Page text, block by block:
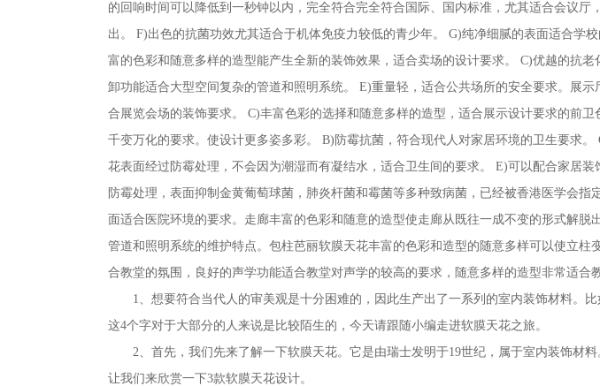
的回响时间可以降低到一秒钟以内，完全符合完全符合国际、国内标准，尤其适合会议
出。 F)出色的抗菌功效尤其适合于机体免疫力较低的青少年。 G)纯净细腻的表面适合
富的色彩和随意多样的造型能产生全新的装饰效果，适合卖场的设计要求。 C)优越的抗
卸功能适合大型空间复杂的管道和照明系统。 E)重量轻，适合公共场所的安全要求。展
合展览会场的装饰要求。 C)丰富色彩的选择和随意多样的造型，适合展示设计要求的前
千变万化的要求。使设计更多姿多彩。 B)防霉抗菌，符合现代人对家居环境的卫生要求
花表面经过防霉处理，不会因为潮湿而有凝结水，适合卫生间的要求。 E)可以配合家居
防霉处理，表面抑制金黄葡萄球菌，肺炎杆菌和霉菌等多种致病菌，已经被香港医学会
面适合医院环境的要求。走廊丰富的色彩和随意的造型使走廊从既往一成不变的形式解
管道和照明系统的维护特点。包柱芭丽软膜天花丰富的色彩和造型的随意多样可以使立
合教堂的氛围，良好的声学功能适合教堂对声学的较高的要求，随意多样的造型非常适合
1、想要符合当代人的审美观是十分困难的，因此生产出了一系列的室内装饰材料。
这4个字对于大部分的人来说是比较陌生的，今天请跟随小编走进软膜天花之旅。
2、首先，我们先来了解一下软膜天花。它是由瑞士发明于19世纪，属于室内装饰材
让我们来欣赏一下3款软膜天花设计。